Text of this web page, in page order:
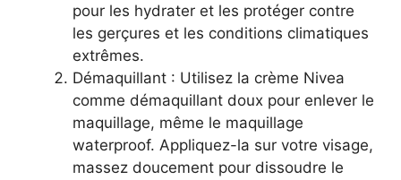
pour les hydrater et les protéger contre
les gerçures et les conditions climatiques
extrêmes.
Démaquillant : Utilisez la crème Nivea
comme démaquillant doux pour enlever le
maquillage, même le maquillage
waterproof. Appliquez-la sur votre visage,
massez doucement pour dissoudre le